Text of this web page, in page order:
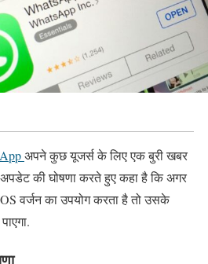
अपने कुछ यूजर्स के लिए एक बुरी खबर
की घोषणा करते हुए कहा है कि अगर
वर्जन का उपयोग करता है तो उसके